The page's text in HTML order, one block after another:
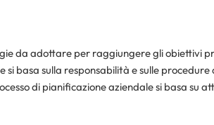
da adottare per raggiungere gli obiettivi
si basa sulla responsabilità e sulle
di pianificazione aziendale si basa su